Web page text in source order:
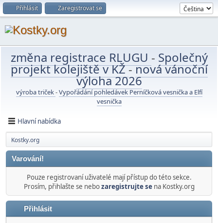
Přihlásit Zaregistrovat se
změna registrace RLUGU - Společný
projekt kolejiště v KŽ-nová vánoční
výloha 2026
výroba triček-Vypořádání pohledávek Perníčková vesnička a Elfí
vesnička
Hlavní nabídka
Kostky.org
Varování!
Pouze registrovaní uživatelé mají přístup do této sekce.
Prosím, přihlašte se nebozaregistrujte sena Kostky.org
Přihlásit